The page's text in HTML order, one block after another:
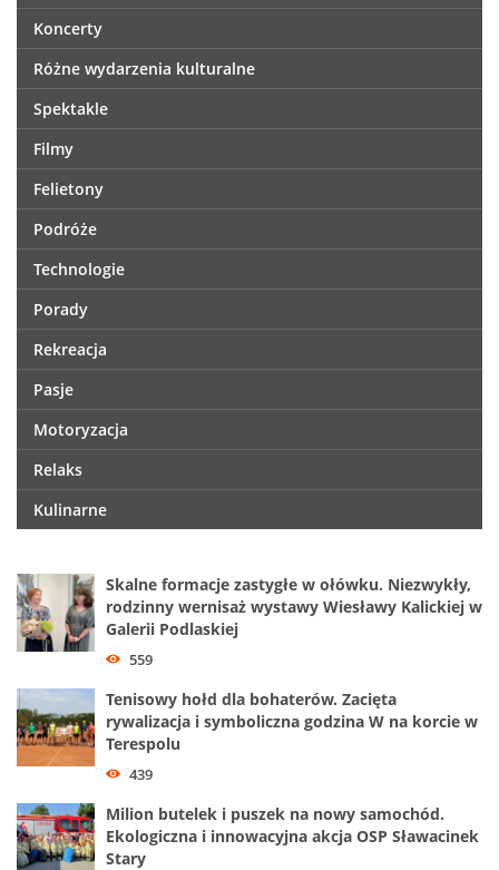
Koncerty
Różne wydarzenia kulturalne
Spektakle
Filmy
Felietony
Podróże
Technologie
Porady
Rekreacja
Pasje
Motoryzacja
Relaks
Kulinarne
Skalne formacje zastygłe w ołówku. Niezwykły,
rodzinny wernisaż wystawy Wiesławy Kalickiej w
Galerii Podlaskiej
559
Tenisowy hołd dla bohaterów. Zacięta
rywalizacja i symboliczna godzina W na korcie w
Terespolu
439
Milion butelek i puszek na nowy samochód.
Ekologiczna i innowacyjna akcja OSP Sławacinek
Stary